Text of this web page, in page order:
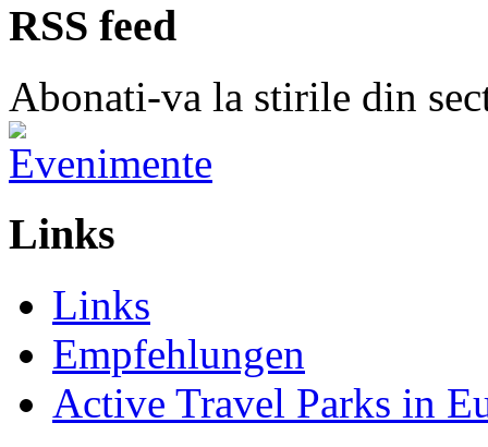
RSS feed
Abonati-va la stirile din
Links
Links
Empfehlungen
Active Travel Parks in